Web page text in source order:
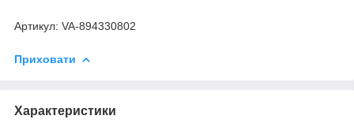
Артикул: VA-894330802
Приховати
Характеристики